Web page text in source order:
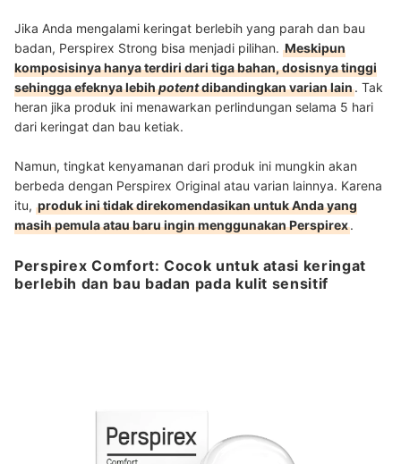
Jika Anda mengalami keringat berlebih yang parah dan bau
badan, Perspirex Strong bisa menjadi pilihan. Meskipun
komposisinya hanya terdiri dari tiga bahan, dosisnya tinggi
sehingga efeknya lebihpotentdibandingkan varian lain. Tak
heran jika produk ini menawarkan perlindungan selama 5 hari
dari keringat dan bau ketiak.
Namun, tingkat kenyamanan dari produk ini mungkin akan
berbeda dengan Perspirex Original atau varian lainnya. Karena
itu, produk ini tidak direkomendasikan untuk Anda yang
masih pemula atau baru ingin menggunakan Perspirex.
Perspirex Comfort: Cocok untuk atasi keringat
berlebih dan bau badan pada kulit sensitif